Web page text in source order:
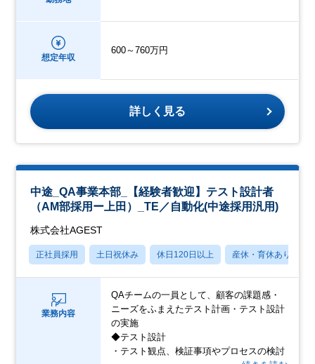
想定年収
600～760万円
詳しく見る
中途_QA事業本部_【経験者歓迎】テスト設計者
（AM部採用ー上田）_TE／自動化(中途採用汎用)
株式会社AGEST
正社員採用 土日祝休み 休日120日以上 産休・育休あり
業務内容
QAチームの一員として、顧客の課題感・
ニーズをふまえたテスト計画・テスト設計
の実施
◆テスト設計
・テスト観点、検証事項やプロセスの検討